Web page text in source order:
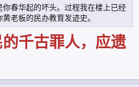
春华起的坏头。过程我在楼上已经
老板的民办教育发迹史。
千古罪人，应遗